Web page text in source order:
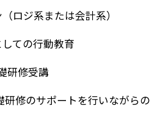
ロジ系または会計系）
ての行動教育
修受講
研修のサポートを行いながらの